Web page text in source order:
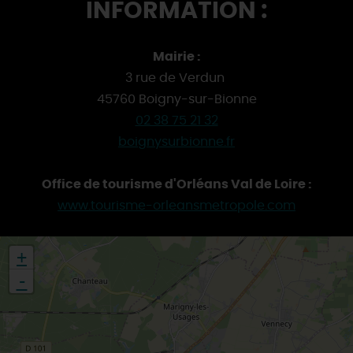
INFORMATION :
Mairie :
3 rue de Verdun
45760 Boigny-sur-Bionne
02 38 75 21 32
boignysurbionne.fr
Office de tourisme d'Orléans Val de Loire :
www.tourisme-orleansmetropole.com
+
-